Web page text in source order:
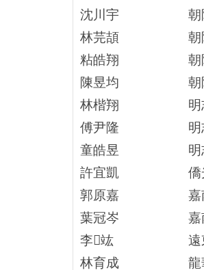
沈川宇
朝
林芫頡
朝
粘皓翔
朝
陳昱均
朝
林楷翔
傅尹隆
童皓昱
許宜凱
僑
郭原嘉
嘉
葉冠岑
嘉
李竑
遠
林育成
龍